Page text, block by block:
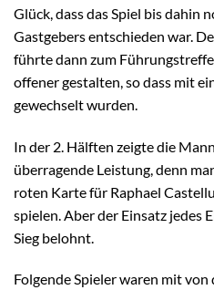
Glück, dass das Spiel bis dahin
Gastgebers entschieden war.
führte dann zum
offener gestalten, so dass mit
gewechselt wurden.
In der 2. Hälften zeigte die
überragende Leistung, denn
roten Karte für Raphael
spielen. Aber der Einsatz jedes
Sieg belohnt.
Folgende Spieler waren mit von